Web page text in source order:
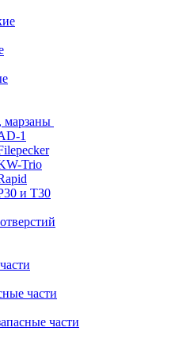
1
Trio
и Т30
части
части